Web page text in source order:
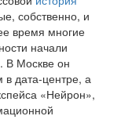
собственно, и
время многие
начали
В Москве он
в дата-центре, а
«Нейрон»,